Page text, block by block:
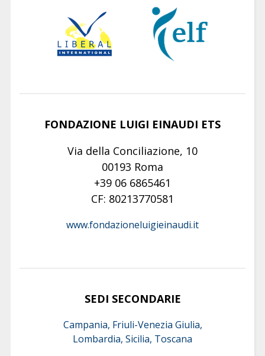
FONDAZIONE LUIGI EINAUDI ETS
Via della Conciliazione, 10
00193 Roma
+39 06 6865461
CF: 80213770581
www.fondazioneluigieinaudi.it
SEDI SECONDARIE
Campania, Friuli-Venezia Giulia,
Lombardia, Sicilia, Toscana